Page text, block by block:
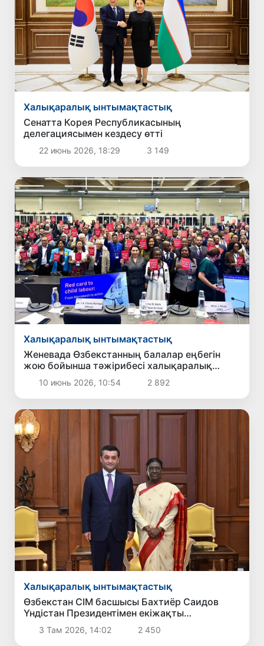
Халықаралық ынтымақтастық
Сенатта Корея Республикасының
делегациясымен кездесу өтті
22 июнь 2026, 18:29 3 149
Халықаралық ынтымақтастық
Женевада Өзбекстанның балалар еңбегін
жою бойынша тәжірибесі халықаралық
қауымдастық тарапынан мойындалды
10 июнь 2026, 10:54 2 892
Халықаралық ынтымақтастық
Өзбекстан СІМ басшысы Бахтиёр Саидов
Үндістан Президентімен екіжақты
байланыстарды нығайту мәселелерін
талқылады
3 Там 2026, 14:02 2 450